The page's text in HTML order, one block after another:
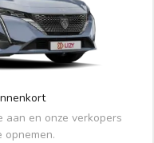
aan en onze verkopers
opnemen.